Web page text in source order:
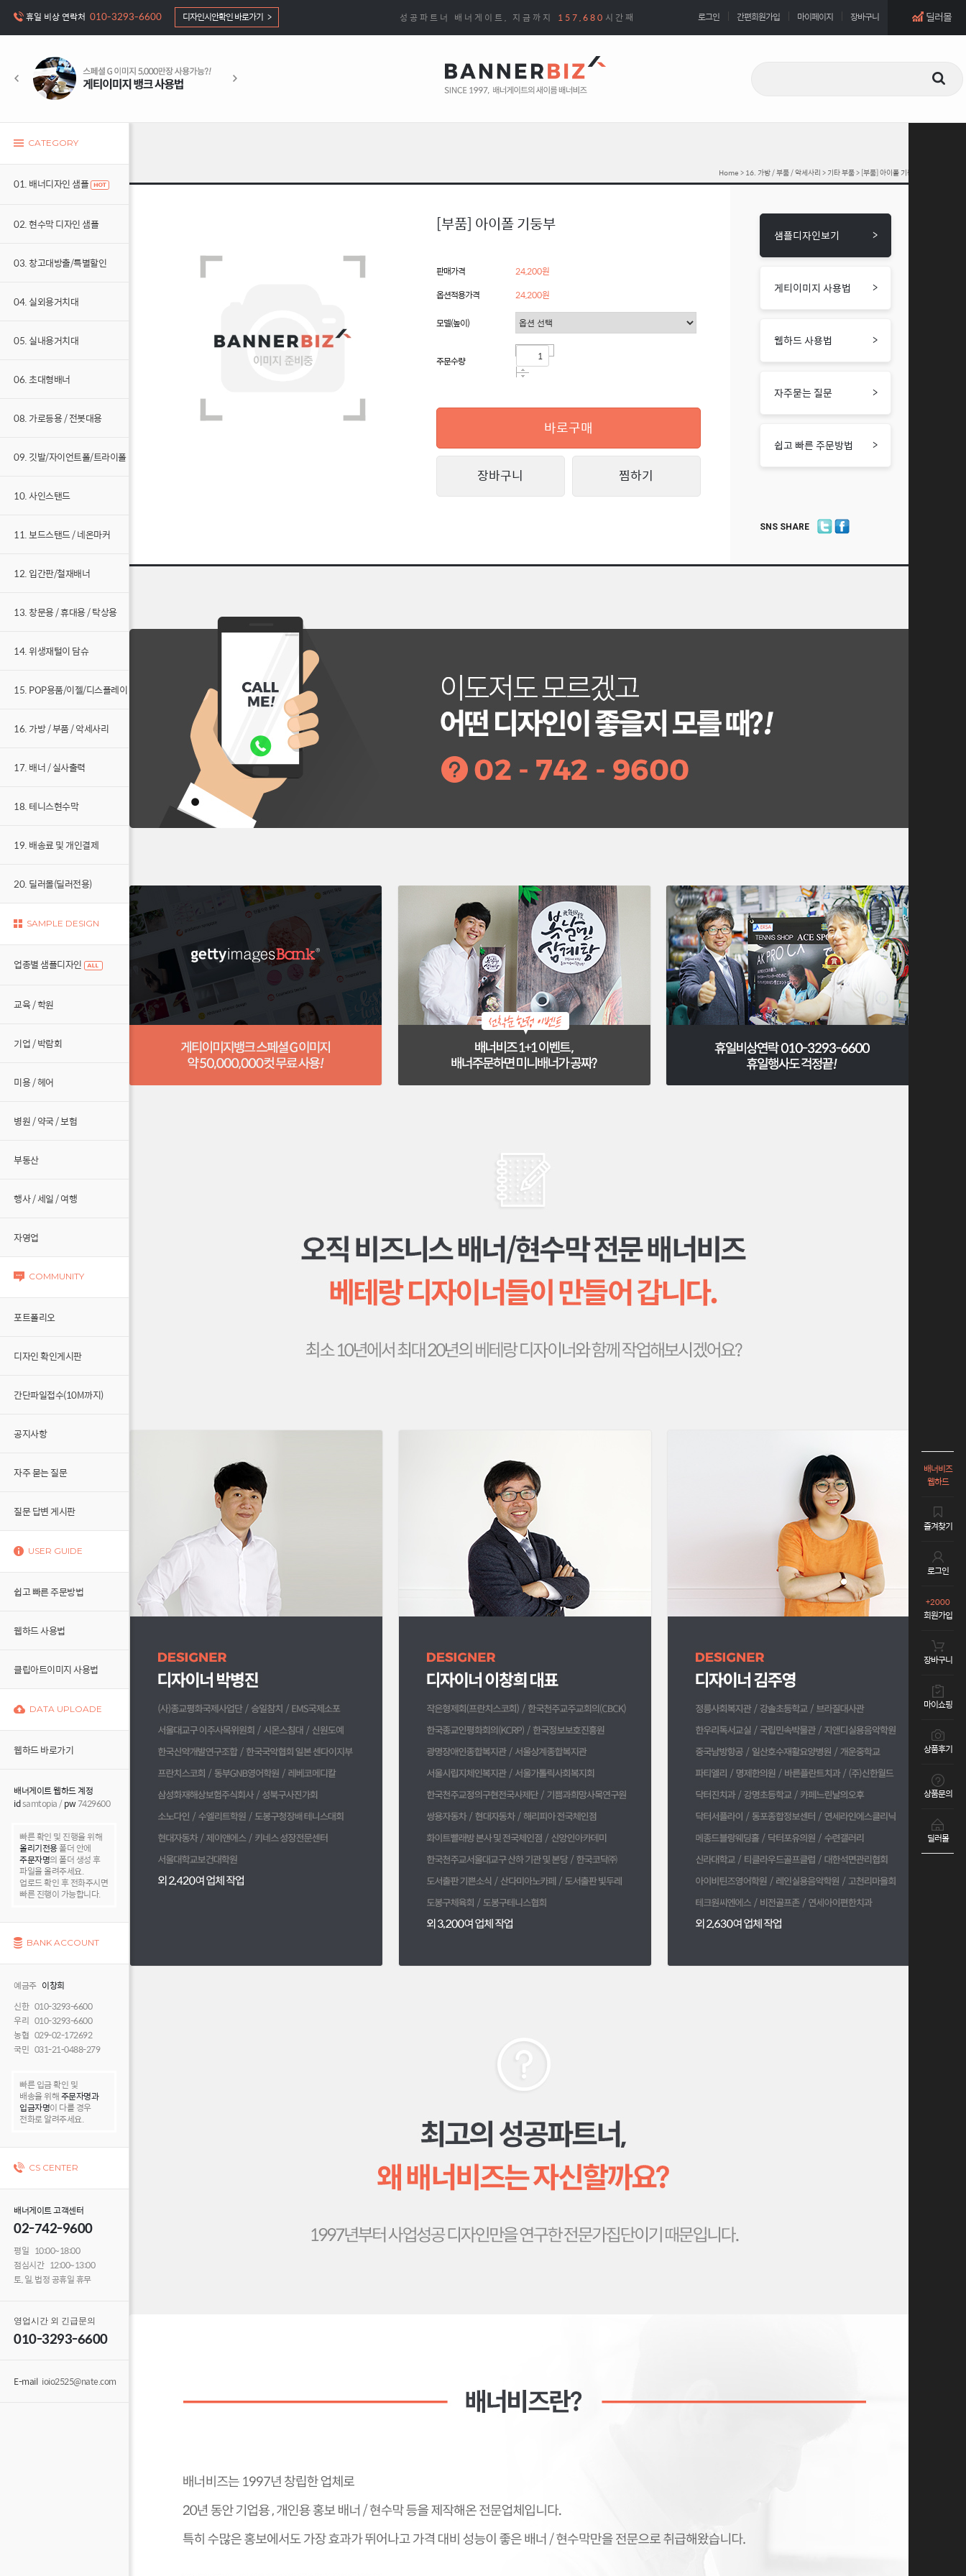
배너비즈
웹하드
즐겨찾기
로그인
+2000
회원가입
장바구니
마이쇼핑
상품후기
상품문의
딜러몰
CATEGORY
01. 배너디자인 샘플
02. 현수막 디자인 샘플
03. 창고대방출/특별할인
04. 실외용거치대
05. 실내용거치대
06. 초대형배너
08. 가로등용 / 전봇대용
09. 깃발/자이언트폴/트라이폴
10. 사인스탠드
11. 보드스탠드 / 네온마커
12. 입간판/철재배너
13. 창문용 / 휴대용 / 탁상용
14. 위생재털이 담슈
15. POP용품/이젤/디스플레이
16. 가방 / 부품 / 악세사리
17. 배너 / 실사출력
18. 테니스현수막
19. 배송료 및 개인결제
20. 딜러몰(딜러전용)
SAMPLE DESIGN
업종별 샘플디자인
교육 / 학원
기업 / 박람회
미용 / 헤어
병원 / 약국 / 보험
부동산
행사 / 세일 / 여행
자영업
COMMUNITY
포트폴리오
디자인 확인게시판
간단파일접수(10M까지)
공지사항
자주 묻는 질문
질문 답변 게시판
USER GUIDE
쉽고 빠른 주문방법
웹하드 사용법
클립아트이미지 사용법
DATA UPLOADE
웹하드 바로가기
배너게이트 웹하드 계정
idsamtopia /pw7429600
빠른 확인 및 진행을 위해
올리기전용폴더 안에
주문자명의 폴더 생성 후
파일을 올려주세요.
업로드 확인 후 전화주시면
빠른 진행이 가능합니다.
BANK ACCOUNT
예금주이창희
신한 010-3293-6600
우리 010-3293-6600
농협 029-02-172692
국민 031-21-0488-279
빠른 입금 확인 및
배송을 위해주문자명과
입금자명이 다를 경우
전화로 알려주세요.
CS CENTER
배너게이트 고객센터
02-742-9600
평일 10:00~18:00
점심시간 12:00~13:00
토, 일, 법정 공휴일 휴무
영업시간 외 긴급문의
010-3293-6600
E-mail ioio2525@nate.com
휴일 비상 연락처 010-3293-6600 디자인시안확인 바로가기 > 성공파트너 배너게이트, 지금까지 157,680 시간째 로그인 간편회원가입 마이페이지 장바구니 딜러몰
Home>16. 가방 / 부품 / 악세사리>기타 부품> [부품] 아이폴 기둥부
[부품] 아이폴 기둥부
판매가격
24,200원
옵션적용가격
24,200원
모델(높이)
주문수량
바로구매
장바구니 찜하기
샘플디자인보기 >
게티이미지 사용법 >
웹하드 사용법 >
자주묻는 질문 >
쉽고 빠른 주문방법 >
SNS SHARE